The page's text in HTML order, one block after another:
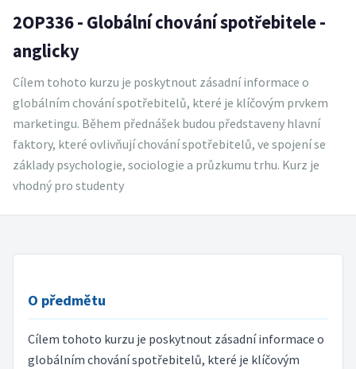
2OP336 - Globální chování spotřebitele -
anglicky
Cílem tohoto kurzu je poskytnout zásadní informace o
globálním chování spotřebitelů, které je klíčovým prvkem
marketingu. Během přednášek budou představeny hlavní
faktory, které ovlivňují chování spotřebitelů, ve spojení se
základy psychologie, sociologie a průzkumu trhu. Kurz je
vhodný pro studenty
O předmětu
Cílem tohoto kurzu je poskytnout zásadní informace o
globálním chování spotřebitelů, které je klíčovým